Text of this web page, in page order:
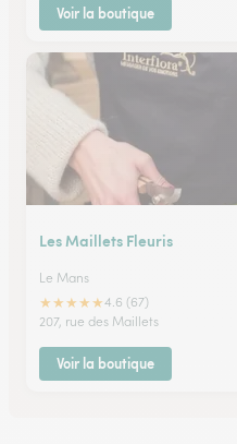
Voir la boutique
Les Maillets Fleuris
Le Mans
★★★★★4.6 (67)
207, rue des Maillets
Voir la boutique